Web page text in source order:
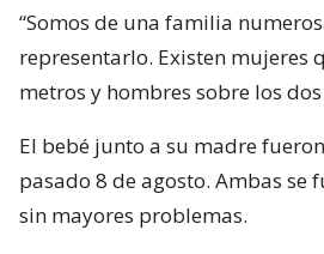
“Somos de una familia
representarlo. Existen mujeres
metros y hombres sobre los dos
El bebé junto a su madre
pasado 8 de agosto. Ambas se
sin mayores problemas.